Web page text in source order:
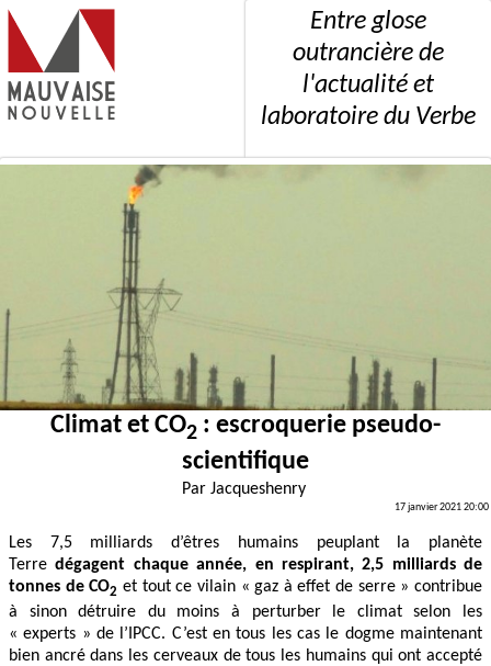
Entre glose
outrancière de
l'actualité et
laboratoire du Verbe
Climat et CO2 : escroquerie pseudo-
scientifique
Par Jacqueshenry
17 janvier 2021 20:00
Les 7,5 milliards d’êtres humains peuplant la planète
Terredégagent chaque année, en respirant, 2,5 milliards de
tonnes de CO2 et tout ce vilain « gaz à effet de serre » contribue
à sinon détruire du moins à perturber le climat selon les
« experts » de l’IPCC. C’est en tous les cas le dogme maintenant
bien ancré dans les cerveaux de tous les humains qui ont accepté